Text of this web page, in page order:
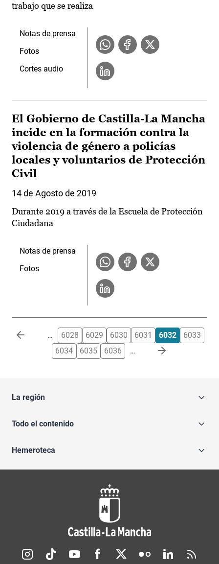
trabajo que se realiza
Notas de prensa
Fotos
Cortes audio
El Gobierno de Castilla-La Mancha
incide en la formación contra la
violencia de género a policías
locales y voluntarios de Protección
Civil
14 de Agosto de 2019
Durante 2019 a través de la Escuela de Protección
Ciudadana
Notas de prensa
Fotos
Paginación … 6028 6029 6030 6031 6032
6033
6034
6035 6036 …
La región
Todo el contenido
Hemeroteca
Redes sociales JCCM